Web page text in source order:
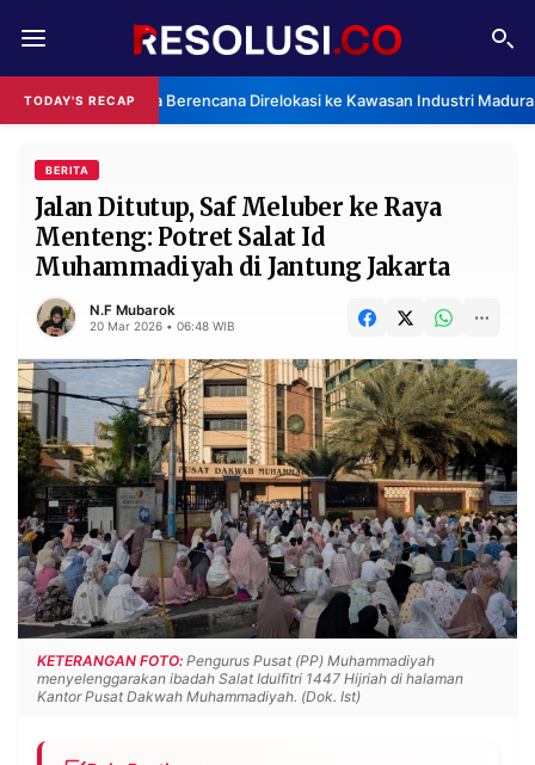
TODAY'S RECAP
China Berencana Direlokasi ke Kawasan Industri Madura,
REDAKSI TENTANG
RESOLUSI IKLAN
RUBRIKASI
EDITORIAL AKSARA
FINANSIA PERSONA
DAERAH NASIONAL
MANCA SPORT
INFORMASI
PRIVACY
POLICY
BERITA
WARGA
INFORMASI
IKLAN
KIRIM
TULISAN
PENGADUAN TERM
OF
SERVICE
BERITA
Jalan Ditutup, Saf Meluber ke Raya
Menteng: Potret Salat Id
Muhammadiyah di Jantung Jakarta
N.F Mubarok
20 Mar 2026 • 06:48 WIB
KETERANGAN FOTO: Pengurus Pusat (PP) Muhammadiyah
menyelenggarakan ibadah Salat Idulfitri 1447 Hijriah di halaman
Kantor Pusat Dakwah Muhammadiyah. (Dok. Ist)